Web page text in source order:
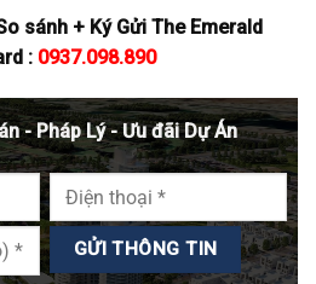
sánh + Ký Gửi The Emerald
: 0937.098.890
- Pháp Lý - Ưu đãi Dự Án